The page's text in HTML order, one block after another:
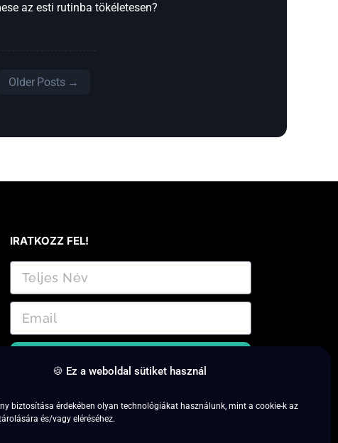
🍪 Ez a weboldal sütiket használ
biztosítása érdekében olyan technológiákat használunk, mint a cookie-k az
és/vagy eléréséhez.
az esti rutinba tökéletesen?
Older Posts →
IRATKOZZ FEL!
Iratkozz fel és csatlakozz a 7 napos próba
időszakhoz!